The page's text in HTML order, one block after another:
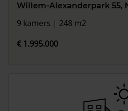
Willem-Alexanderpark 55,
9 kamers | 248 m2
€ 1.995.000